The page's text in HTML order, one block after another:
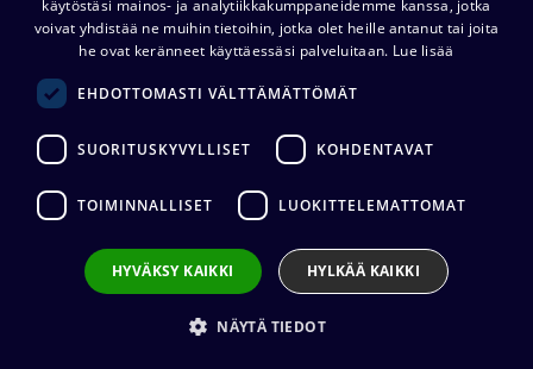
Rean RC3M-B 3-napainen XLR-
johtouros
1,88
Liittimen valmistaja
Liittimen tyyppi:XLR3
Kaapelin halkaisija:4,0 - 7,0 mm
Johdon kiinnitys
ENGLISH
käytöstäsi mainos- ja analytiikkakumppaneidemme kanssa, jotka
voivat yhdistää ne muihin tietoihin, jotka olet heille antanut tai joita
he ovat keränneet käyttäessäsi palveluitaan. Lue lisää
EHDOTTOMASTI VÄLTTÄMÄTTÖMÄT
SUORITUSKYVYLLISET KOHDENTAVAT
TOIMINNALLISET LUOKITTELEMATTOMAT
HYVÄKSY KAIKKI HYLKÄÄ KAIKKI
NÄYTÄ TIEDOT